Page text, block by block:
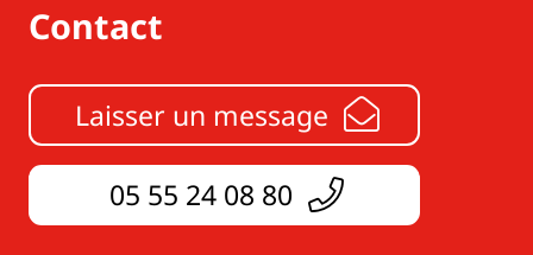
Contact
Laisser un message
05 55 24 08 80